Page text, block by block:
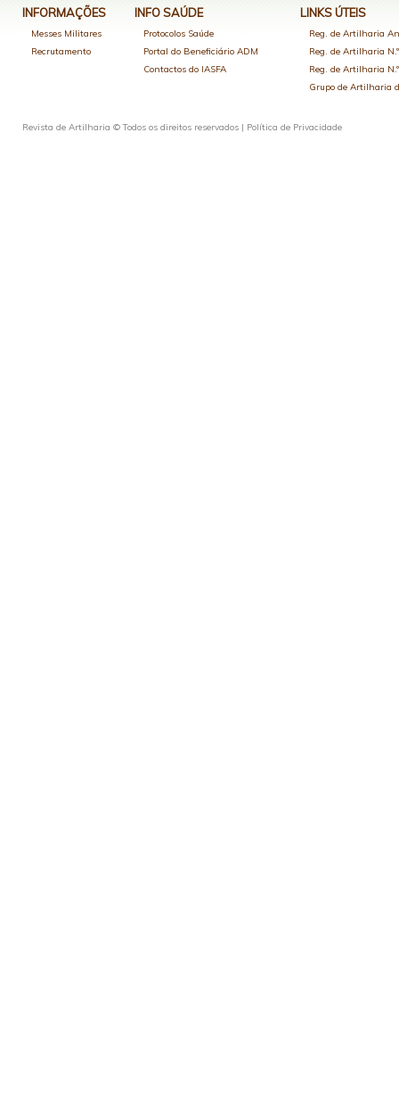
INFORMAÇÕES
Messes Militares
Recrutamento
INFO SAÚDE
Protocolos Saúde
Portal do Beneficiário ADM
Contactos do IASFA
LINKS ÚTEIS
Reg. de Artilharia
Reg. de Artilharia
Reg. de Artilharia
Grupo de Artilharia
Revista de Artilharia © Todos os direitos reservados | Política de Privacidade